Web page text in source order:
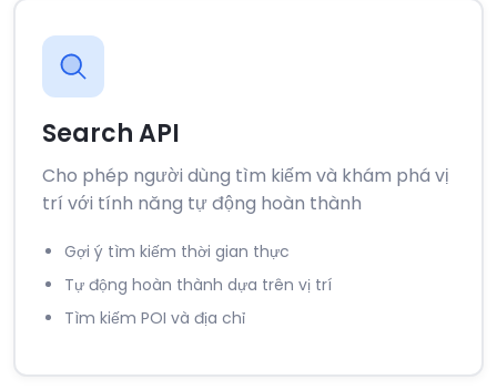
Search API
Cho phép người dùng tìm kiếm và khám phá vị
trí với tính năng tự động hoàn thành
Gợi ý tìm kiếm thời gian thực
Tự động hoàn thành dựa trên vị trí
Tìm kiếm POI và địa chỉ